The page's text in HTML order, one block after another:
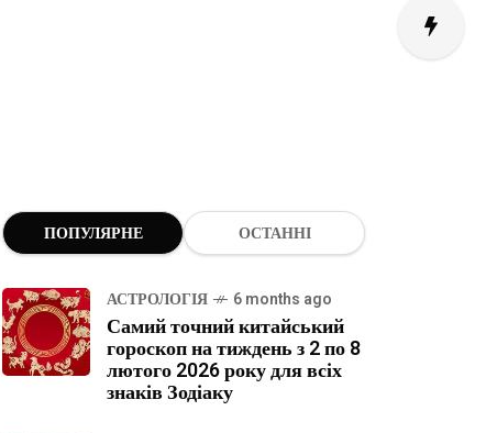
ПОПУЛЯРНЕ ОСТАННІ
АСТРОЛОГІЯ 6 months ago
Самий точний китайський
гороскоп на тиждень з 2 по 8
лютого 2026 року для всіх
знаків Зодіаку